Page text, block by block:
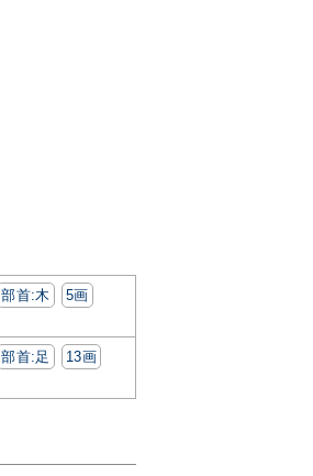
部首:⽊ 5画
部首:⾜ 13画